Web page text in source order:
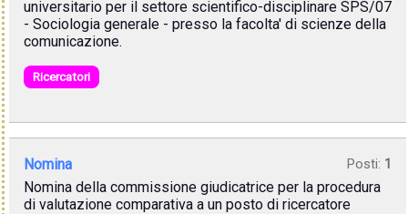
universitario per il settore scientifico-disciplinare SPS/07
- Sociologia generale - presso la facolta' di scienze della
comunicazione.
Ricercatori
Nomina Posti: 1
Nomina della commissione giudicatrice per la procedura
di valutazione comparativa a un posto di ricercatore